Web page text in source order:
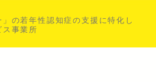
の若年性認知症の支援に特化し
ス事業所